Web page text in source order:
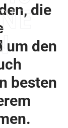
die
um den
besten